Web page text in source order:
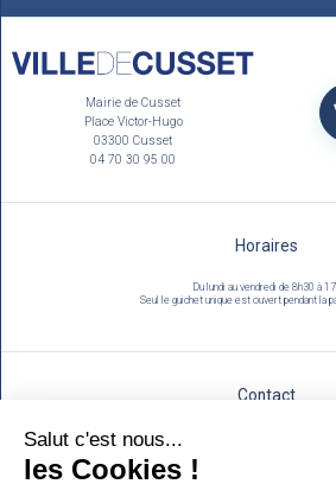
Mairie de Cusset
Place Victor-Hugo
03300 Cusset
04 70 30 95 00
Horaires
Du lundi au vendredi de 8h30 à
Seul le guichet unique est ouvert pendant la
Contact